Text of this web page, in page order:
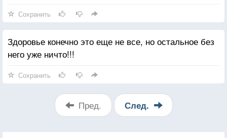
Сохранить
Здоровье конечно это еще не все, но остальное без
него уже ничто!!!
Сохранить
Пред. След.